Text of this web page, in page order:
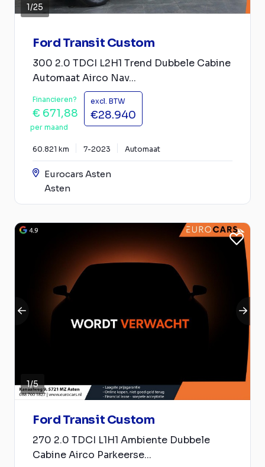
1/25
Ford Transit Custom
300 2.0 TDCI L2H1 Trend Dubbele Cabine
Automaat Airco Nav...
Financieren?
€ 671,88
per maand
excl. BTW
€28.940
60.821 km 7-2023 Automaat
Eurocars Asten
Asten
1/5
Ford Transit Custom
270 2.0 TDCI L1H1 Ambiente Dubbele
Cabine Airco Parkeerse...